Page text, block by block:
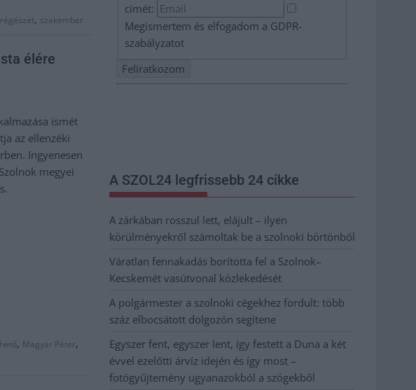
régészet, szakember
élére
ismét
az ellenzéki
Ingyenesen
megyei
, Magyar Péter,
címét:
Megismertem és elfogadom a GDPR-
szabályzatot
A SZOL24 legfrissebb 24 cikke
A zárkában rosszul lett, elájult – ilyen
körülményekről számoltak be a szolnoki börtönből
Váratlan fennakadás borította fel a Szolnok–
Kecskemét vasútvonal közlekedését
A polgármester a szolnoki cégekhez fordult: több
száz elbocsátott dolgozón segítene
Egyszer fent, egyszer lent, így festett a Duna a két
évvel ezelőtti árvíz idején és így most –
fotógyűjtemény ugyanazokból a szögekből